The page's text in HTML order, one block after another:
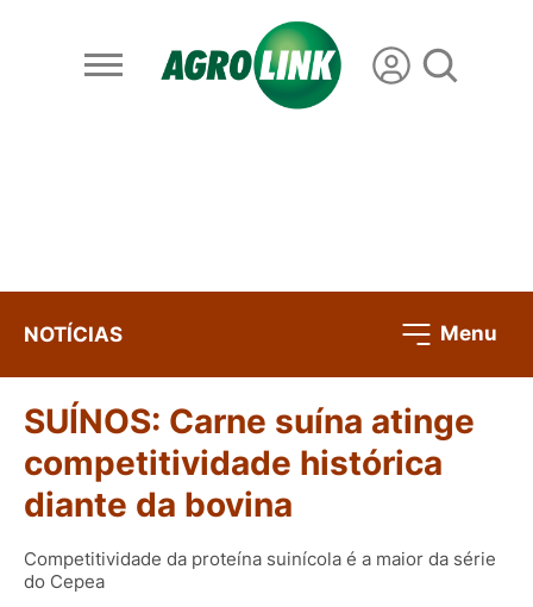
NOTÍCIAS Menu
SUÍNOS: Carne suína atinge
competitividade histórica
diante da bovina
Competitividade da proteína suinícola é a maior da série
do Cepea